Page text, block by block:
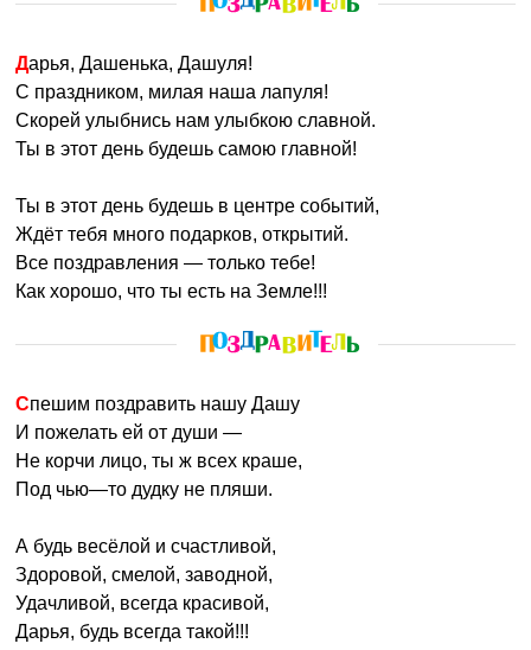
Дарья, Дашенька, Дашуля!
С праздником, милая наша лапуля!
Скорей улыбнись нам улыбкою славной.
Ты в этот день будешь самою главной!
Ты в этот день будешь в центре событий,
Ждёт тебя много подарков, открытий.
Все поздравления — только тебе!
Как хорошо, что ты есть на Земле!!!
Спешим поздравить нашу Дашу
И пожелать ей от души —
Не корчи лицо, ты ж всех краше,
Под чью—то дудку не пляши.
А будь весёлой и счастливой,
Здоровой, смелой, заводной,
Удачливой, всегда красивой,
Дарья, будь всегда такой!!!